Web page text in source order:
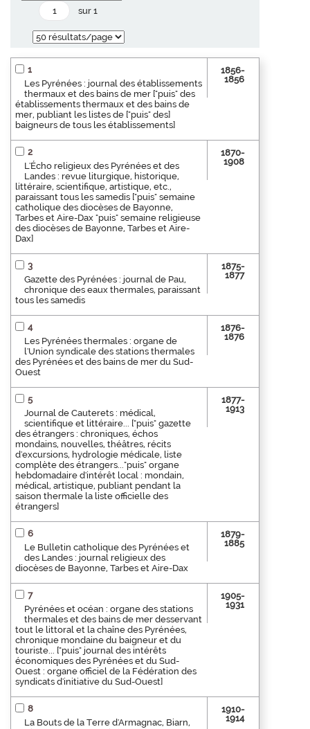
sur 1
1
Les Pyrénées : journal des établissements
thermaux et des bains de mer ["puis" des
établissements thermaux et des bains de
mer, publiant les listes de ["puis" des]
baigneurs de tous les établissements]
1856-
1856
2
L'Écho religieux des Pyrénées et des
Landes : revue liturgique, historique,
littéraire, scientifique, artistique, etc.,
paraissant tous les samedis ["puis" semaine
catholique des diocèses de Bayonne,
Tarbes et Aire-Dax "puis" semaine religieuse
des diocèses de Bayonne, Tarbes et Aire-
Dax]
1870-
1908
3
Gazette des Pyrénées : journal de Pau,
chronique des eaux thermales, paraissant
tous les samedis
1875-
1877
4
Les Pyrénées thermales : organe de
l'Union syndicale des stations thermales
des Pyrénées et des bains de mer du Sud-
Ouest
1876-
1876
5
Journal de Cauterets : médical,
scientifique et littéraire... ["puis" gazette
des étrangers : chroniques, échos
mondains, nouvelles, théâtres, récits
d'excursions, hydrologie médicale, liste
complète des étrangers..."puis" organe
hebdomadaire d'intérêt local : mondain,
médical, artistique, publiant pendant la
saison thermale la liste officielle des
étrangers]
1877-
1913
6
Le Bulletin catholique des Pyrénées et
des Landes : journal religieux des
diocèses de Bayonne, Tarbes et Aire-Dax
1879-
1885
7
Pyrénées et océan : organe des stations
thermales et des bains de mer desservant
tout le littoral et la chaîne des Pyrénées,
chronique mondaine du baigneur et du
touriste... ["puis" journal des intérêts
économiques des Pyrénées et du Sud-
Ouest : organe officiel de la Fédération des
syndicats d'initiative du Sud-Ouest]
1905-
1931
8
La Bouts de la Terre d'Armagnac, Biarn,
1910-
1914